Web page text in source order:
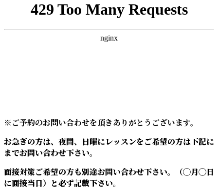
※ご予約のお問い合わせを頂きありがとうございます。
お急ぎの方は、夜間、日曜にレッスンをご希望の方は下記に
までお問い合わせ下さい。
面接対策ご希望の方も別途お問い合わせ下さい。（◯月◯日
に面接当日）と必ず記載下さい。